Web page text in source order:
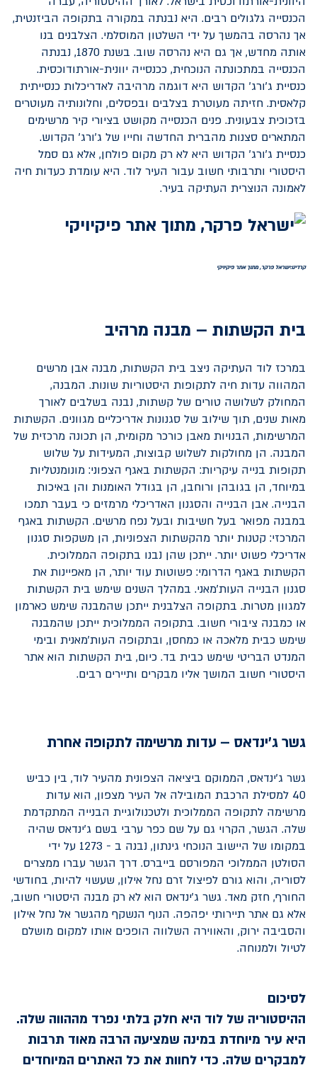
הכנסייה גלגולים רבים. היא נבנתה במקורה בתקופה הביזנטית,
אך נהרסה בהמשך על ידי השלטון המוסלמי. הצלבנים בנו
אותה מחדש, אך גם היא נהרסה שוב. בשנת 1870, נבנתה
הכנסייה במתכונתה הנוכחית, ככנסייה יוונית-אורתודוכסית.
כנסיית ג'ורג' הקדוש היא דוגמה מרהיבה לאדריכלות כנסייתית
קלאסית. חזיתה מעוטרת בצלבים ובפסלים, וחלונותיה מעוטרים
בזכוכית צבעונית. פנים הכנסייה מקושט בציורי קיר מרשימים
המתארים סצנות מהברית החדשה וחייו של ג'ורג' הקדוש.
כנסיית ג'ורג' הקדוש היא לא רק מקום פולחן, אלא גם סמל
היסטורי ותרבותי חשוב עבור העיר לוד. היא עומדת כעדות חיה
לאמונה הנוצרית העתיקה בעיר.
קרדיט:ישראל פרקר, מתוך אתר פיקיויקי
בית הקשתות – מבנה מרהיב
במרכז לוד העתיקה ניצב בית הקשתות, מבנה אבן מרשים
המהווה עדות חיה לתקופות היסטוריות שונות. המבנה,
המחולק לשלושה טורים של קשתות, נבנה בשלבים לאורך
מאות שנים, תוך שילוב של סגנונות אדריכליים מגוונים. הקשתות
המרשימות, הבנויות מאבן כורכר מקומית, הן תכונה מרכזית של
המבנה. הן מחולקות לשלוש קבוצות, המעידות על שלוש
תקופות בנייה עיקריות: הקשתות באגף הצפוני: מונומנטליות
במיוחד, הן בגובהן ורוחבן, הן בגודל האומנות והן באיכות
הבנייה. אבן הבנייה והסגנון האדריכלי מרמזים כי בעבר תמכו
במבנה מפואר בעל חשיבות ובעל נפח מרשים. הקשתות באגף
המרכזי: קטנות יותר מהקשתות הצפוניות, הן משקפות סגנון
אדריכלי פשוט יותר. ייתכן שהן נבנו בתקופה הממלוכית.
הקשתות באגף הדרומי: פשוטות עוד יותר, הן מאפיינות את
סגנון הבנייה העות'מאני. במהלך השנים שימש בית הקשתות
למגוון מטרות. בתקופה הצלבנית ייתכן שהמבנה שימש כארמון
או כמבנה ציבורי חשוב. בתקופה הממלוכית ייתכן שהמבנה
שימש כבית מלאכה או כמחסן, ובתקופה העות'מאנית ובימי
המנדט הבריטי שימש כבית בד. כיום, בית הקשתות הוא אתר
היסטורי חשוב המושך אליו מבקרים ותיירים רבים.
גשר ג'ינדאס – עדות מרשימה לתקופה אחרת
גשר ג'ינדאס, הממוקם ביציאה הצפונית מהעיר לוד, בין כביש
40 למסילת הרכבת המובילה אל העיר מצפון, הוא עדות
מרשימה לתקופה הממלוכית ולטכנולוגיית הבנייה המתקדמת
שלה. הגשר, הקרוי גם על שם כפר ערבי בשם ג'ינדאס שהיה
במקומו של היישוב הנוכחי גינתון, נבנה ב - 1273 על ידי
הסולטן הממלוכי המפורסם בייברס. דרך הגשר עברו ממצרים
לסוריה, והוא גורם לפיצול זרם נחל אילון, שעשוי להיות, בחודשי
החורף, חזק מאד. גשר ג'ינדאס הוא לא רק מבנה היסטורי חשוב,
אלא גם אתר תיירותי יפהפה. הנוף הנשקף מהגשר אל נחל אילון
והסביבה ירוק, והאווירה השלווה הופכים אותו למקום מושלם
לטיול ולמנוחה.
לסיכום
ההיסטוריה של לוד היא חלק בלתי נפרד מההווה שלה.
היא עיר מיוחדת במינה שמציעה הרבה מאוד תרבות
למבקרים שלה. כדי לחוות את כל האתרים המיוחדים